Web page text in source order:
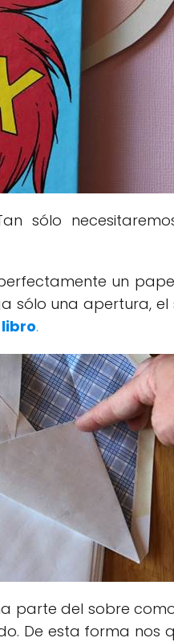
sólo
un
una apertura,
libro.
parte del sobre
De esta forma nos